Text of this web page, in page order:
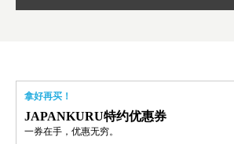
拿好再买！
JAPANKURU特约优惠券
一券在手，优惠无穷。